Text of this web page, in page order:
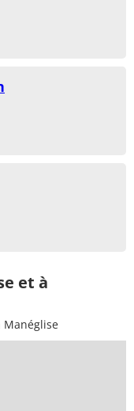
et à
Manéglise